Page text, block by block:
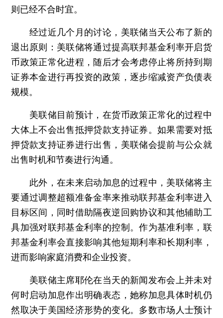
则已经不合时宜。
经过近几个月的讨论，美联储当天公布了新的
退出原则：美联储将通过提高联邦基金利率开启货
币政策正常化进程，随后才会考虑停止将所持到期
证券本金进行再投资的政策，逐步缩减资产负债表
规模。
美联储目前预计，在货币政策正常化的过程中
大体上不会出售抵押贷款支持证券。如果需要对抵
押贷款支持证券进行出售，美联储会提前与公众就
出售时机和节奏进行沟通。
此外，在未来启动加息的过程中，美联储将主
要通过调整超额准备金率来推动联邦基金利率进入
目标区间，同时借助隔夜逆回购协议和其他辅助工
具加强对联邦基金利率的控制。作为基准利率，联
邦基金利率会直接影响其他短期利率和长期利率，
进而影响家庭消费和企业投资。
美联储主席耶伦在当天的新闻发布会上并未对
何时启动加息作出明确表态，她称加息具体时机仍
然取决于美国经济形势的变化。多数市场人士预计